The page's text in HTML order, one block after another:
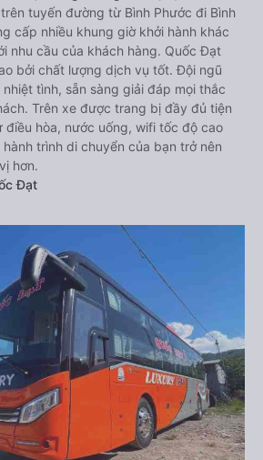
tuyến đường từ Bình Phước đi Bình
cấp nhiều khung giờ khởi hành khác
nhu cầu của khách hàng. Quốc Đạt
bởi chất lượng dịch vụ tốt. Đội ngũ
tình, sẵn sàng giải đáp mọi thắc
Trên xe được trang bị đầy đủ tiện
điều hòa, nước uống, wifi tốc độ cao
hành trình di chuyển của bạn trở nên
hơn.
Đạt